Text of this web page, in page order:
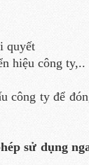
quyết
hiệu công ty,..
công ty để
sử dụng